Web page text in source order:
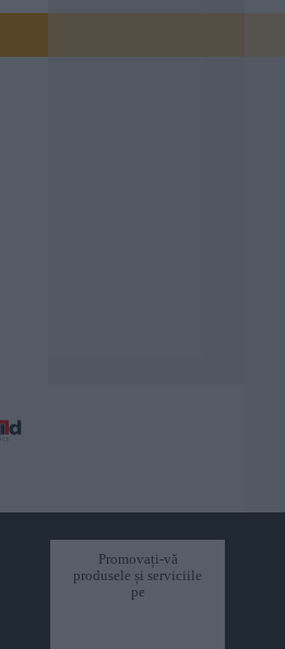
Promovați-vă
produsele și serviciile
pe